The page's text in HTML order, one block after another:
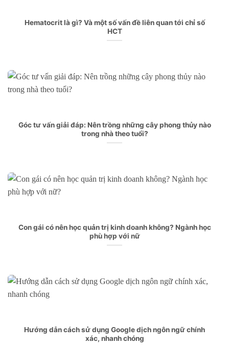
Hematocrit là gì? Và một số vấn đề liên quan tới chỉ số
HCT
Góc tư vấn giải đáp: Nên trồng những cây phong thủy nào
trong nhà theo tuổi?
Con gái có nên học quản trị kinh doanh không? Ngành học
phù hợp với nữ
Hướng dẫn cách sử dụng Google dịch ngôn ngữ chính
xác, nhanh chóng